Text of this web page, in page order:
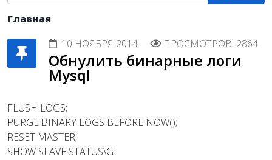
Главная
10 НОЯБРЯ 2014
ПРОСМОТРОВ: 2864
Обнулить бинарные логи
Mysql
FLUSH LOGS;
PURGE BINARY LOGS BEFORE NOW();
RESET MASTER;
SHOW SLAVE STATUS\G